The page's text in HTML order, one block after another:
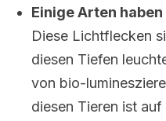
Einige Arten
Diese Lichtflecken
diesen Tiefen
von bio-
diesen Tieren ist